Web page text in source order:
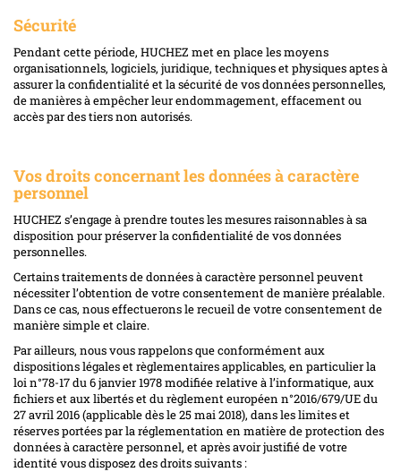
Sécurité
Pendant cette période, HUCHEZ met en place les moyens
organisationnels, logiciels, juridique, techniques et physiques aptes à
assurer la confidentialité et la sécurité de vos données personnelles,
de manières à empêcher leur endommagement, effacement ou
accès par des tiers non autorisés.
Vos droits concernant les données à caractère
personnel
HUCHEZ s’engage à prendre toutes les mesures raisonnables à sa
disposition pour préserver la confidentialité de vos données
personnelles.
Certains traitements de données à caractère personnel peuvent
nécessiter l’obtention de votre consentement de manière préalable.
Dans ce cas, nous effectuerons le recueil de votre consentement de
manière simple et claire.
Par ailleurs, nous vous rappelons que conformément aux
dispositions légales et règlementaires applicables, en particulier la
loi n°78-17 du 6 janvier 1978 modifiée relative à l’informatique, aux
fichiers et aux libertés et du règlement européen n°2016/679/UE du
27 avril 2016 (applicable dès le 25 mai 2018), dans les limites et
réserves portées par la réglementation en matière de protection des
données à caractère personnel, et après avoir justifié de votre
identité vous disposez des droits suivants :